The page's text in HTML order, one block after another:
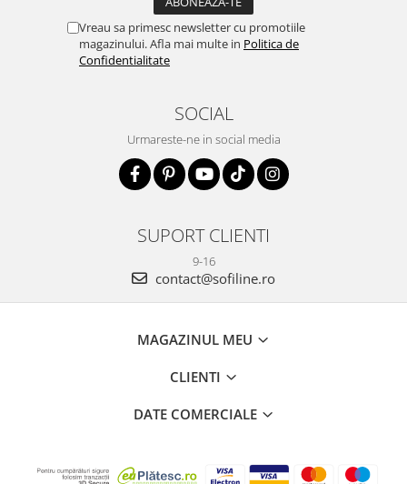
Vreau sa primesc newsletter cu promotiile
magazinului. Afla mai multe in Politica de
Confidentialitate
SOCIAL
Urmareste-ne in social media
SUPORT CLIENTI
9-16
contact@sofiline.ro
MAGAZINUL MEU
CLIENTI
DATE COMERCIALE